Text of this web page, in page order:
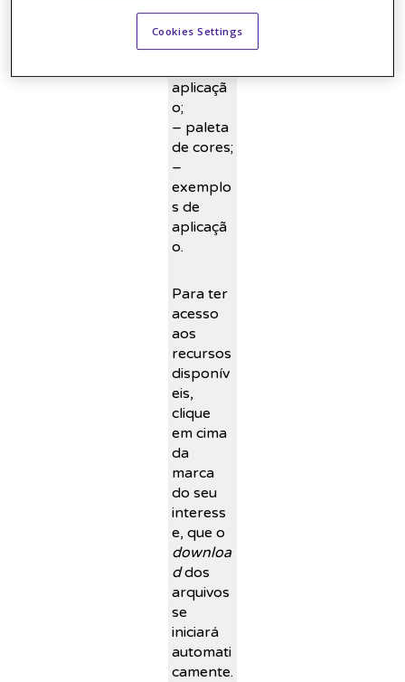
–
manual
aplicaçã
o;
– paleta
de cores;
–
exemplo
s de
aplicaçã
o.
Para ter
acesso
aos
recursos
disponív
eis,
clique
em cima
da
marca
do seu
interess
e, que o
downloa
ddos
arquivos
se
iniciará
automati
camente.
Cookies Settings